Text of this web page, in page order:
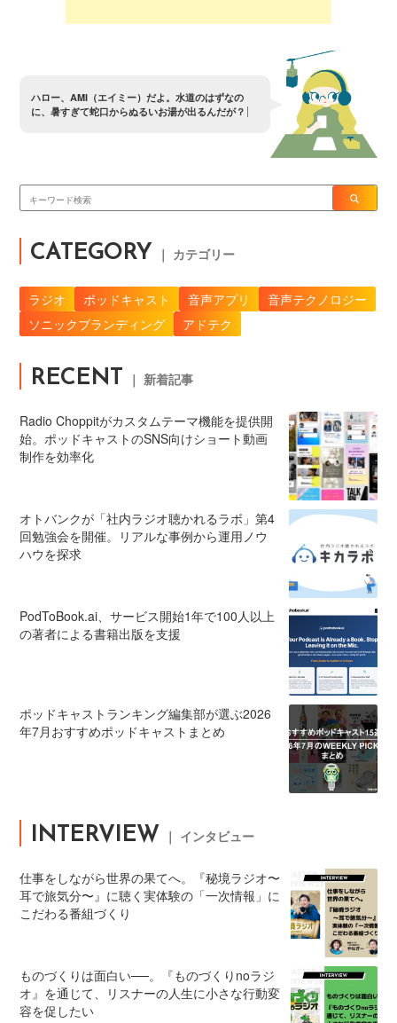
ハロー、 AMI（エイ ミ ー） だよ 。 水道のはずなの
に、 暑すぎて蛇口からぬるいお湯が出るんだが？
CATEGORY ｜ カテゴリー
ラジオ ポッドキャスト 音声アプリ
音声テクノロジー
ソニックブランディング
アドテク
RECENT ｜ 新着記事
Radio Choppitがカスタムテーマ機能を提供開
始。ポッドキャストのSNS向けショート動画
制作を効率化
オトバンクが「社内ラジオ聴かれるラボ」第4
回勉強会を開催。リアルな事例から運用ノウ
ハウを探求
PodToBook.ai、サービス開始1年で100人以上
の著者による書籍出版を支援
ポッドキャストランキング編集部が選ぶ2026
年7月おすすめポッドキャストまとめ
INTERVIEW ｜ インタビュー
仕事をしながら世界の果てへ。『秘境ラジオ〜
耳で旅気分〜』に聴く実体験の「一次情報」に
こだわる番組づくり
ものづくりは面白い──。『ものづくりnoラジ
オ』を通じて、リスナーの人生に小さな行動変
容を促したい